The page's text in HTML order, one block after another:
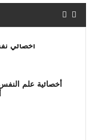
أخصائي
أخصائية علم